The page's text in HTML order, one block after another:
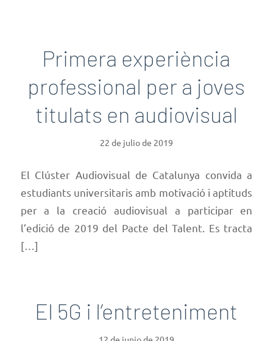
Primera experiència
professional per a joves
titulats en audiovisual
22 de julio de 2019
El Clúster Audiovisual de Catalunya convida a
estudiants universitaris amb motivació i aptituds
per a la creació audiovisual a participar en
l’edició de 2019 del Pacte del Talent. Es tracta
[…]
El 5G i l’entreteniment